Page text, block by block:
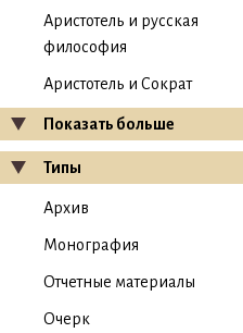
Аристотель и русская
философия
Аристотель и Сократ
Показать больше
Типы
Архив
Монография
Отчетные материалы
Очерк